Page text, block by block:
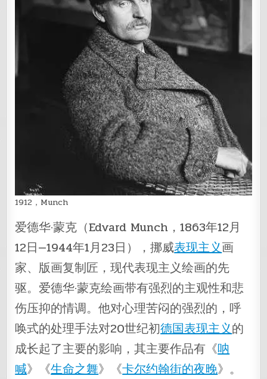
1912，Munch
爱德华·蒙克（Edvard Munch，1863年12月
12日—1944年1月23日），挪威表现主义画
家、版画复制匠，现代表现主义绘画的先
驱。爱德华·蒙克绘画带有强烈的主观性和悲
伤压抑的情调。他对心理苦闷的强烈的，呼
唤式的处理手法对20世纪初德国表现主义的
成长起了主要的影响，其主要作品有《呐
喊》《生命之舞》《卡尔约翰街的夜晚》。